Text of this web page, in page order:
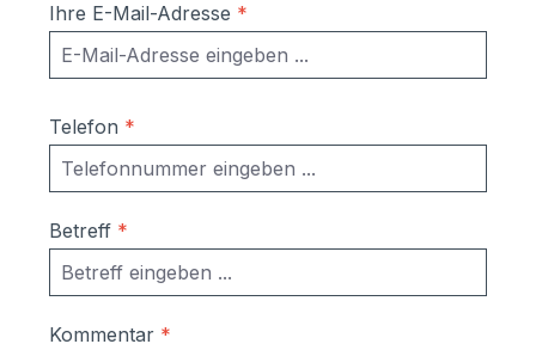
Ihre E-Mail-Adresse *
Telefon *
Betreff *
Kommentar *